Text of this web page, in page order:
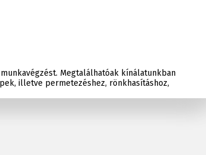
Megtalálhatóak kínálatunkban
illetve permetezéshez, rönkhasításhoz,